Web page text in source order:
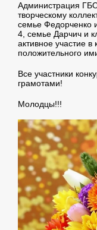
Администрация
творческому
семье Федорченко
4, семье Дарчич и
активное участие
положительного
Все участники
грамотами!
Молодцы!!!